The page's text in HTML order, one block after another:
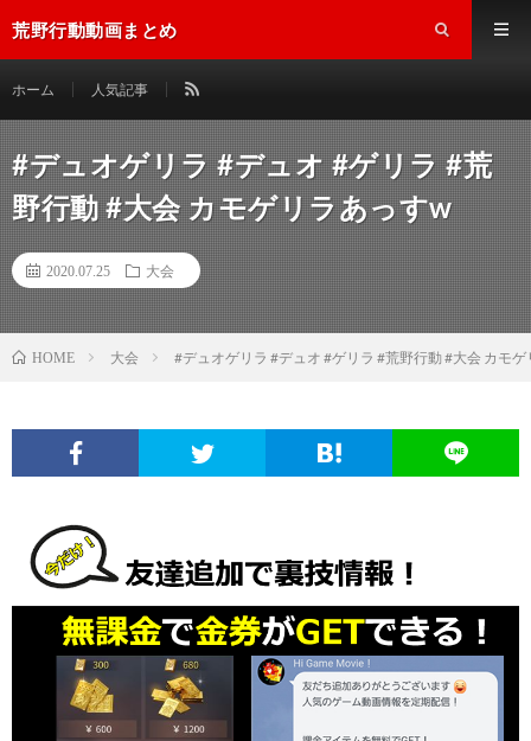
荒野行動動画まとめ
ホーム 人気記事
#デュオゲリラ #デュオ #ゲリラ #荒
野行動 #大会 カモゲリラあっすw
2020.07.25 大会
HOME 大会 #デュオゲリラ #デュオ #ゲリラ #荒野行動 #大会 カモ